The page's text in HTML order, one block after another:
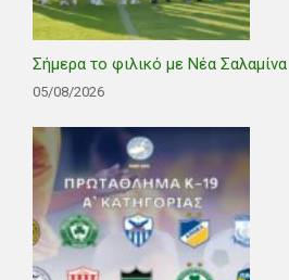
Σήμερα το φιλικό με Νέα Σαλαμίνα
05/08/2026